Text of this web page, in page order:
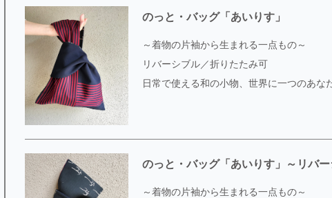
のっと・バッグ「あいりす」
～着物の片袖から生まれる一点もの～
リバーシブル／折りたたみ可
日常で使える和の小物、世界に一つのあな
のっと・バッグ「あいりす」～リバー
～着物の片袖から生まれる一点もの～